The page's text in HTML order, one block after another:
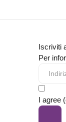
Iscriviti
Per
I agree